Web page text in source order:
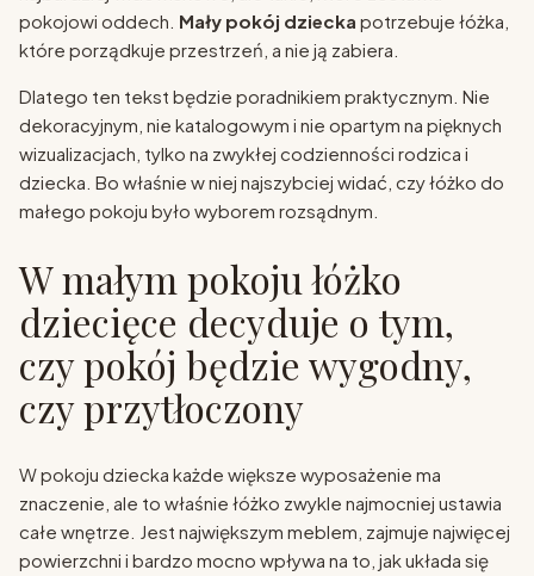
pokojowi oddech. Mały pokój dziecka potrzebuje łóżka,
które porządkuje przestrzeń, a nie ją zabiera.
Dlatego ten tekst będzie poradnikiem praktycznym. Nie
dekoracyjnym, nie katalogowym i nie opartym na pięknych
wizualizacjach, tylko na zwykłej codzienności rodzica i
dziecka. Bo właśnie w niej najszybciej widać, czy łóżko do
małego pokoju było wyborem rozsądnym.
W małym pokoju łóżko
dziecięce decyduje o tym,
czy pokój będzie wygodny,
czy przytłoczony
W pokoju dziecka każde większe wyposażenie ma
znaczenie, ale to właśnie łóżko zwykle najmocniej ustawia
całe wnętrze. Jest największym meblem, zajmuje najwięcej
powierzchni i bardzo mocno wpływa na to, jak układa się